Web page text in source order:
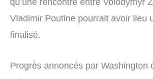
Vladimir Poutine pourrait avoir lieu
finalisé.
Progrès annoncés par Washington